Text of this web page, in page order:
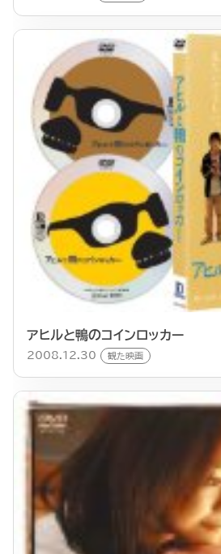
アヒルと鴨のコインロッカー
2008.12.30 観た映画